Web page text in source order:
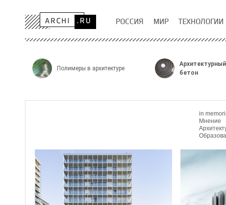
РОССИЯ МИР ТЕХНОЛОГИИ
Полимеры в архитектуре
Архитектурный
бетон
in
Мнение